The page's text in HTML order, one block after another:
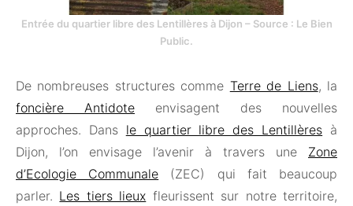
Entrée du quartier libre des Lentillères à Dijon – Source : Le Bien
Public.
De nombreuses structures comme Terre de Liens, la
foncière Antidote envisagent des nouvelles
approches. Dans le quartier libre des Lentillères à
Dijon, l’on envisage l’avenir à travers une Zone
d’Ecologie Communale (ZEC) qui fait beaucoup
parler. Les tiers lieux fleurissent sur notre territoire,